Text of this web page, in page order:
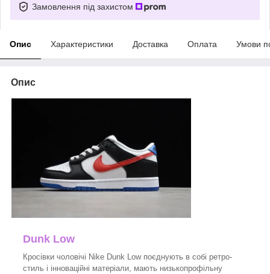
Замовлення під захистом
Опис Характеристики Доставка Оплата Умови
Опис
Dunk Low
Кросівки чоловічі Nike Dunk Low поєднують в собі ретро-
стиль і інноваційні матеріали, мають низькопрофільну